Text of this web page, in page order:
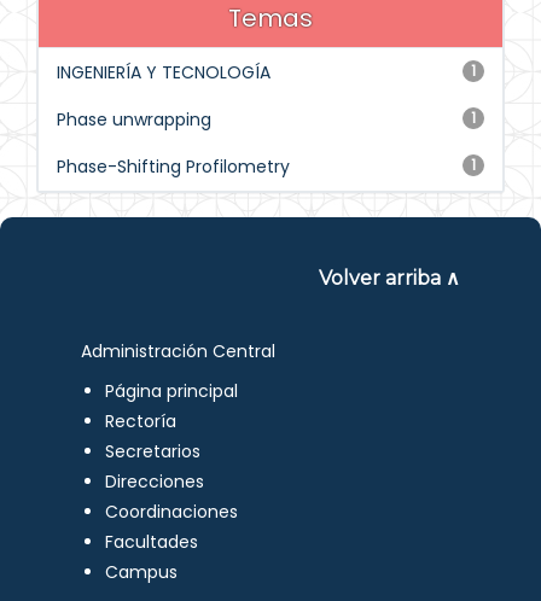
Temas
1
INGENIERÍA Y TECNOLOGÍA
1
Phase unwrapping
1
Phase-Shifting Profilometry
Volver arriba ∧
Administración Central
Página principal
Rectoría
Secretarios
Direcciones
Coordinaciones
Facultades
Campus